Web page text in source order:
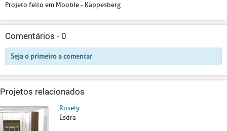
Projeto feito em Mooble - Kappesberg
Comentários - 0
Seja o primeiro a comentar
Projetos relacionados
Rosely
Ésdra